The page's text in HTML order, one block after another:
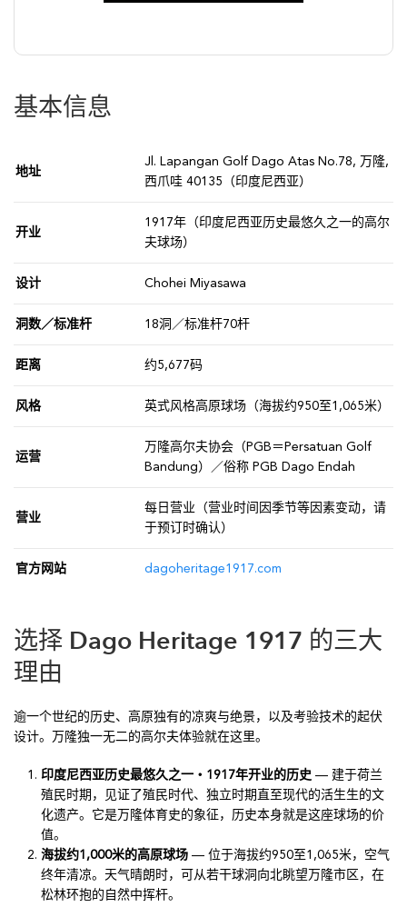
基本信息
地址
Jl. Lapangan Golf Dago Atas No.78, 万隆,
西爪哇 40135（印度尼西亚）
开业
1917年（印度尼西亚历史最悠久之一的高尔
夫球场）
设计 Chohei Miyasawa
洞数／标准杆 18洞／标准杆70杆
距离 约5,677码
风格 英式风格高原球场（海拔约950至1,065米）
运营
万隆高尔夫协会（PGB＝Persatuan Golf
Bandung）／俗称 PGB Dago Endah
营业
每日营业（营业时间因季节等因素变动，请
于预订时确认）
官方网站 dagoheritage1917.com
选择 Dago Heritage 1917 的三大
理由
逾一个世纪的历史、高原独有的凉爽与绝景，以及考验技术的起伏
设计。万隆独一无二的高尔夫体验就在这里。
印度尼西亚历史最悠久之一・1917年开业的历史 — 建于荷兰
殖民时期，见证了殖民时代、独立时期直至现代的活生生的文
化遗产。它是万隆体育史的象征，历史本身就是这座球场的价
值。
海拔约1,000米的高原球场 — 位于海拔约950至1,065米，空气
终年清凉。天气晴朗时，可从若干球洞向北眺望万隆市区，在
松林环抱的自然中挥杆。